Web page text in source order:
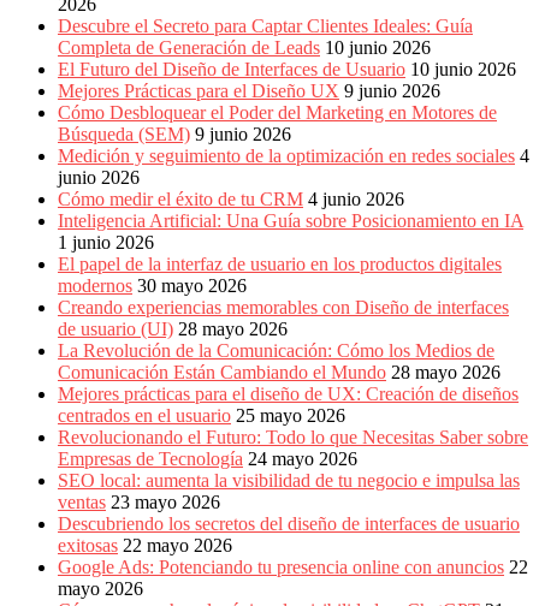
2026
Descubre el Secreto para Captar Clientes Ideales: Guía
Completa de Generación de Leads 10 junio 2026
El Futuro del Diseño de Interfaces de Usuario 10 junio 2026
Mejores Prácticas para el Diseño UX 9 junio 2026
Cómo Desbloquear el Poder del Marketing en Motores de
Búsqueda (SEM) 9 junio 2026
Medición y seguimiento de la optimización en redes sociales 4
junio 2026
Cómo medir el éxito de tu CRM 4 junio 2026
Inteligencia Artificial: Una Guía sobre Posicionamiento en IA
1 junio 2026
El papel de la interfaz de usuario en los productos digitales
modernos 30 mayo 2026
Creando experiencias memorables con Diseño de interfaces
de usuario (UI) 28 mayo 2026
La Revolución de la Comunicación: Cómo los Medios de
Comunicación Están Cambiando el Mundo 28 mayo 2026
Mejores prácticas para el diseño de UX: Creación de diseños
centrados en el usuario 25 mayo 2026
Revolucionando el Futuro: Todo lo que Necesitas Saber sobre
Empresas de Tecnología 24 mayo 2026
SEO local: aumenta la visibilidad de tu negocio e impulsa las
ventas 23 mayo 2026
Descubriendo los secretos del diseño de interfaces de usuario
exitosas 22 mayo 2026
Google Ads: Potenciando tu presencia online con anuncios 22
mayo 2026